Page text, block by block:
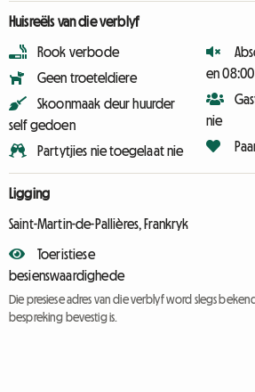
Huisreëls van die verblyf
Rook verbode
Geen troeteldiere
Skoonmaak deur huurder
self gedoen
Partytjies nie toegelaat nie
en 08:00
nie
Ligging
Saint-Martin-de-Pallières, Frankryk
Toeristiese
besienswaardighede
Die presiese adres van die verblyf word slegs
bespreking bevestig is.